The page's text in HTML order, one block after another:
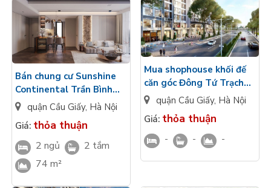
Bán chung cư Sunshine
Continental Trần Bình
diện tích 74m2/2PN/2WC
bàn giao cao cấp view đô
thị
quận Cầu Giấy, Hà Nội
Giá: thỏa thuận
2 ngủ
2 tắm
74 m²
Mua shophouse khối đế
căn góc Đông Tứ Trạch
hoàn thiện cơ bản
Sunshine Continental
Trần Bình
quận Cầu Giấy, Hà Nội
Giá: thỏa thuận
- - -